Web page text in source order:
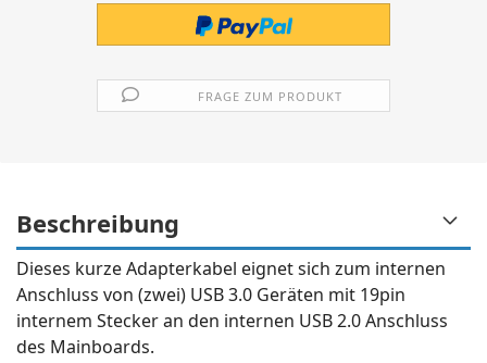
FRAGE ZUM PRODUKT
Beschreibung
Dieses kurze Adapterkabel eignet sich zum internen
Anschluss von (zwei) USB 3.0 Geräten mit 19pin
internem Stecker an den internen USB 2.0 Anschluss
des Mainboards.